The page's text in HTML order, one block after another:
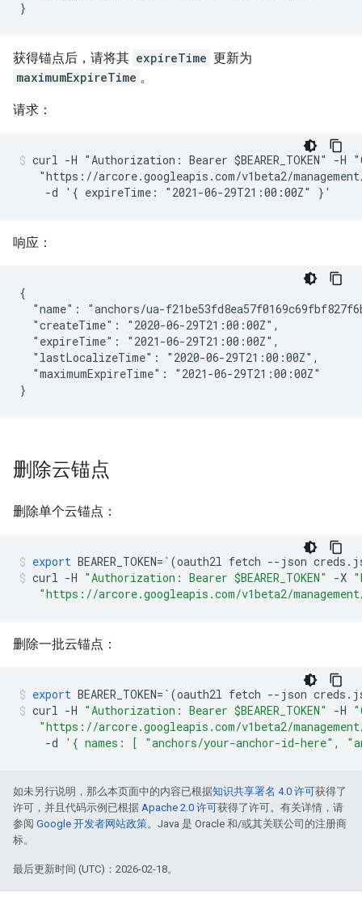
获得锚点后，请将其 expireTime 更新为
maximumExpireTime 。
请求：
curl -H "Authorization: Bearer $BEARER_TOKEN" -
"https://arcore.googleapis.com/v1beta2/
    -d '{ expireTime: "2021-06-29T21:00:00Z" }'
响应：
{
"name": "anchors/ua-
  "createTime": "2020-06-29T21:00:00Z",
  "expireTime": "2021-06-29T21:00:00Z",
  "lastLocalizeTime": "2020-06-29T21:00:00Z",
  "maximumExpireTime": "2021-06-29T21:00:00Z"
删除云锚点
删除单个云锚点：
export BEARER_TOKEN= ` (oauth2l fetch -- json creds .
curl -H "Authorization: Bearer $BEARER_TOKEN" -X
"https://arcore.googleapis.com/v1beta2/
删除一批云锚点：
export BEARER_TOKEN= ` (oauth2l fetch -- json creds .
curl -H "Authorization: Bearer $BEARER_TOKEN" -H
"https://arcore.googleapis.com/v1beta2/
-d '{ names: [ "anchors/your-anchor-id-here",
如未另行说明，那么本页面中的内容已根据知识共享署名 4.0 许可获得了
许可，并且代码示例已根据 Apache 2.0 许可获得了许可。有关详情，请
参阅 Google 开发者网站政策。Java 是 Oracle 和/或其关联公司的注册商
标。
最后更新时间 (UTC)：2026-02-18。